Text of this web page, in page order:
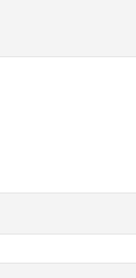
상이다. 취향의